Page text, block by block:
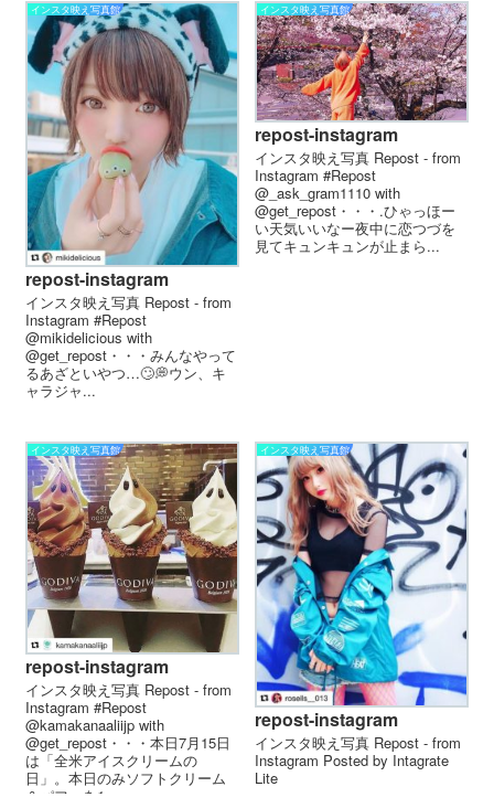
インスタ映え写真館
repost-instagram
インスタ映え写真 Repost - from
Instagram #Repost
@mikidelicious with
@get_repost・・・みんなやって
るあざといやつ…🙄💭ウン、キ
ャラジャ...
インスタ映え写真館
repost-instagram
インスタ映え写真 Repost - from
Instagram #Repost
@_ask_gram1110 with
@get_repost・・・.ひゃっほー
い天気いいなー️夜中に恋つづを
見てキュンキュンが止まら...
インスタ映え写真館
repost-instagram
インスタ映え写真 Repost - from
Instagram #Repost
@kamakanaaliijp with
@get_repost・・・本日7月15日
は「全米アイスクリームの
日」。本日のみソフトクリーム
＆パフェを1...
インスタ映え写真館
repost-instagram
インスタ映え写真 Repost - from
Instagram Posted by Intagrate
Lite